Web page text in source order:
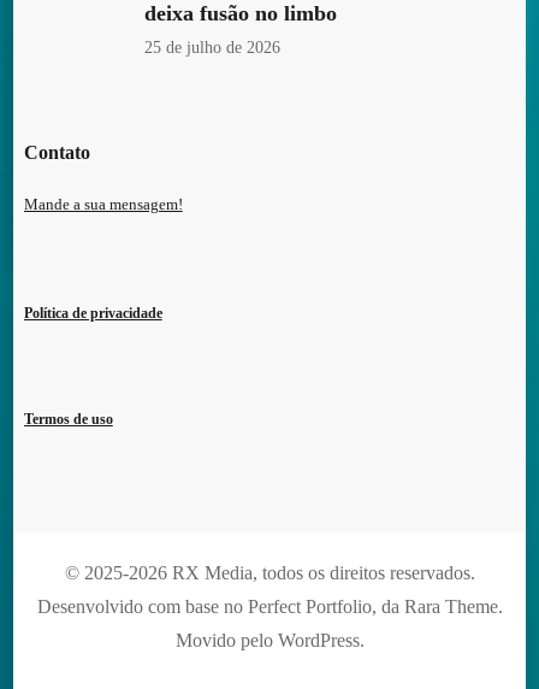
deixa fusão no limbo
25 de julho de 2026
Contato
Mande a sua mensagem!
Política de privacidade
Termos de uso
© 2025-2026 RX Media, todos os direitos reservados.
Desenvolvido com base no Perfect Portfolio, da Rara Theme.
Movido pelo WordPress.